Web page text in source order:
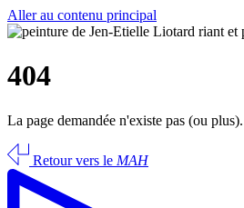
Aller au contenu principal
404
La page demandée n'existe pas (ou plus).
Retour vers le MAH